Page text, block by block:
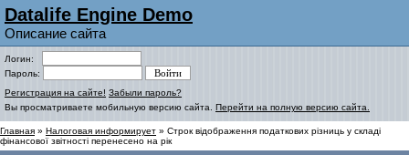
Datalife Engine Demo
Описание сайта
Логин:
Пароль:
Регистрация на сайте! Забыли пароль?
Вы просматриваете мобильную версию сайта. Перейти на полную версию сайта.
Главная » Налоговая информирует » Строк відображення податкових різниць у складі
фінансової звітності перенесено на рік